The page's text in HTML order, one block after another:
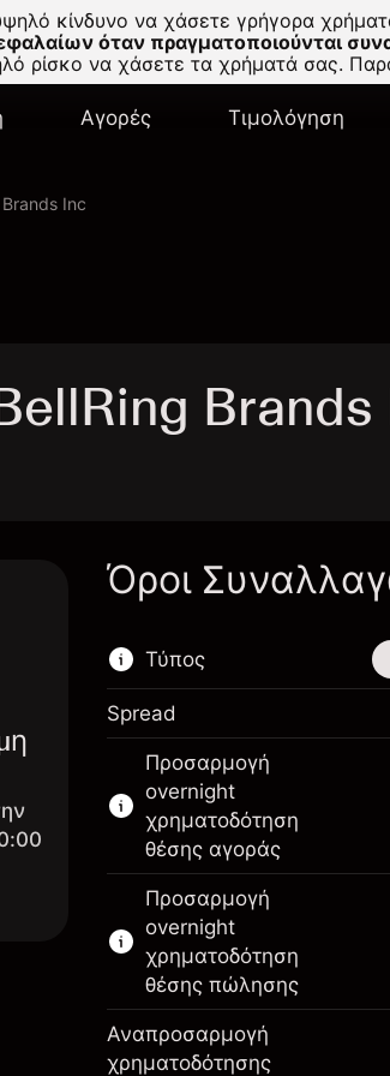
κίνδυνο να χάσετε γρήγορα
όταν πραγματοποιούνται
ρίσκο να χάσετε τα χρήματά σας.
Αγορές Τιμολόγηση
Inc
Brands
Όροι
Τύπος
Αυτό το
διαθέσιμο για
Knock-outs.
Μάθετε περισσότερα
CFDs
Knock-outs
Spread
Προσαρμογή
overnight
χρηματοδότηση
θέσης αγοράς
Περιθώριο. Η επένδυσή
Προσαρμογή
overnight
χρηματοδότηση
θέσης πώλησης
Αναπροσαρμογή
χρηματοδότησης